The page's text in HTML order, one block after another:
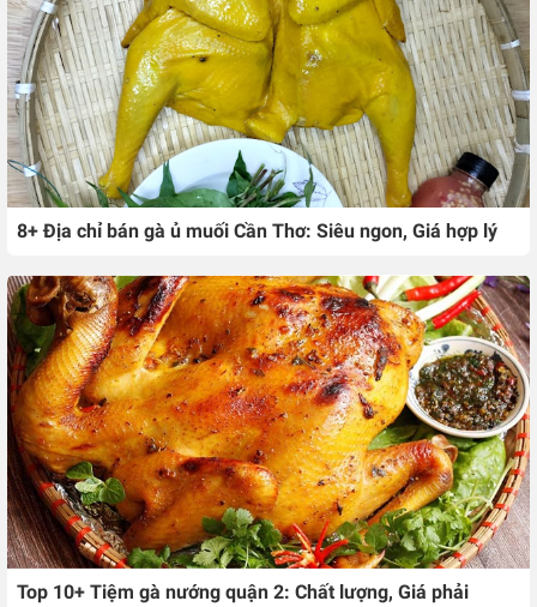
8+ Địa chỉ bán gà ủ muối Cần Thơ: Siêu ngon, Giá hợp lý
Top 10+ Tiệm gà nướng quận 2: Chất lượng, Giá phải